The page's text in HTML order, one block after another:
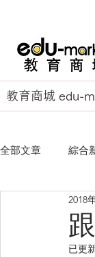
教育商城 edu-
全部文章 綜合
EU Business
2018
已更